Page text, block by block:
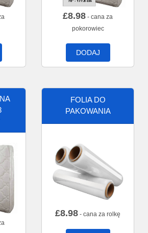
£8.98 - cana za
pokorowiec
DODAJ
FOLIA DO
PAKOWANIA
£8.98 - cana za rolkę